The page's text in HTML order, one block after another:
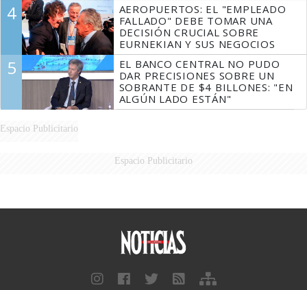
4
AEROPUERTOS: EL "EMPLEADO
FALLADO" DEBE TOMAR UNA
DECISIÓN CRUCIAL SOBRE
EURNEKIAN Y SUS NEGOCIOS
5
EL BANCO CENTRAL NO PUDO
DAR PRECISIONES SOBRE UN
SOBRANTE DE $4 BILLONES: "EN
ALGÚN LADO ESTÁN"
Espacio Publicitario
Espacio Publicitario